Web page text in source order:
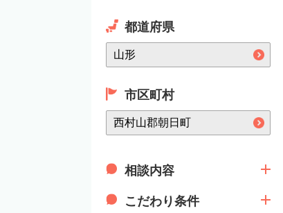
都道府県
市区町村
相談内容
こだわり条件